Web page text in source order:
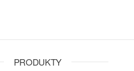
PRODUKTY